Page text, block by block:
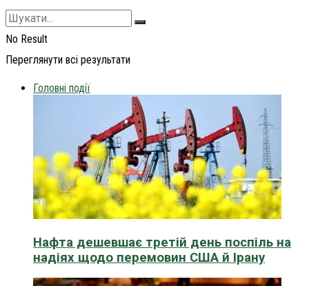
No Result
Переглянути всі результати
Головні події
Нафта дешевшає третій день поспіль на
надіях щодо перемовин США й Ірану